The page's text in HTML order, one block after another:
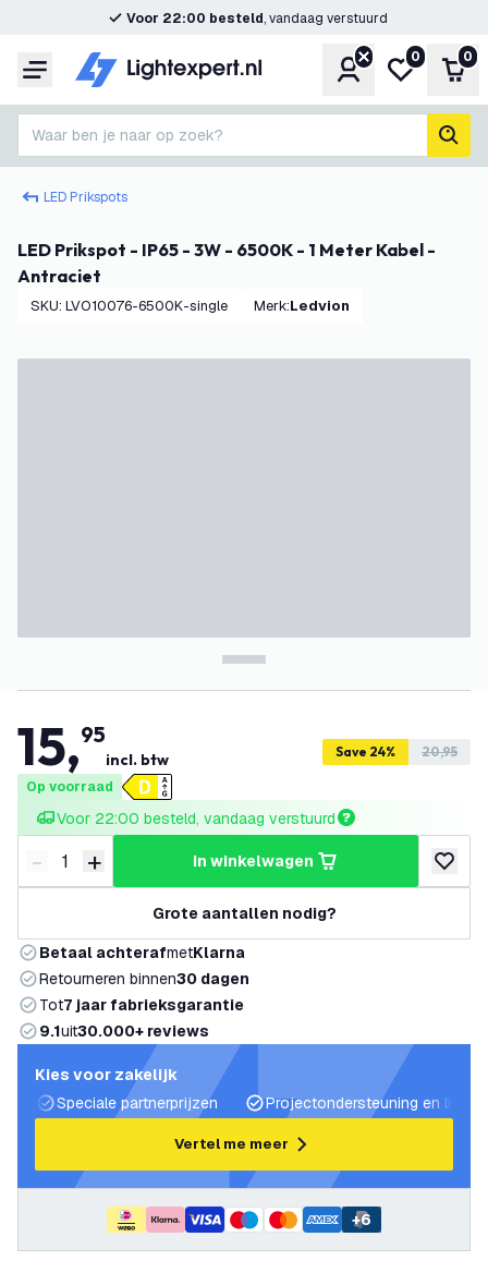
Voor 22:00 besteld, vandaag verstuurd
Menu Account
Mijn
0 0
Waar ben je naar op zoek?
LED Prikspots
LED Prikspot - IP65 - 3W - 6500K - 1 Meter Kabel -
Antraciet
SKU: LVO10076-6500K-single Merk: Ledvion
15,95
incl. btw Save 24% 20,95
Op voorraad
Voor 22:00 besteld, vandaag verstuurd
Verminder hoeveelheid
- Verhoog hoeveelheid
+ in winkelwagen
Grote aantallen nodig?
Betaal achterafmetKlarna
Retourneren binnen30 dagen
Tot7 jaar fabrieksgarantie
9.1uit30.000+ reviews
Kies voor zakelijk
Speciale partnerprijzen
Projectondersteuning en
Vertel me meer
+6